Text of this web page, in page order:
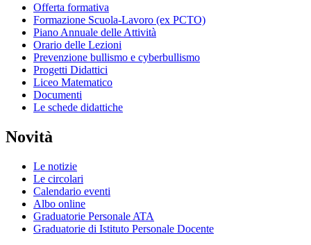
Offerta formativa
Formazione Scuola-Lavoro (ex PCTO)
Piano Annuale delle Attività
Orario delle Lezioni
Prevenzione bullismo e cyberbullismo
Progetti Didattici
Liceo Matematico
Documenti
Le schede didattiche
Novità
Le notizie
Le circolari
Calendario eventi
Albo online
Graduatorie Personale ATA
Graduatorie di Istituto Personale Docente